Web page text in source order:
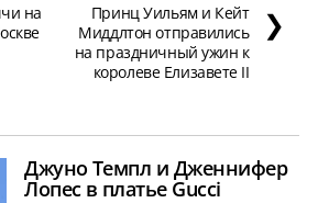
на
Принц Уильям и Кейт
Миддлтон отправились
на праздничный ужин к
королеве Елизавете II
❯
Джуно Темпл и Дженнифер
Лопес в платье Gucci